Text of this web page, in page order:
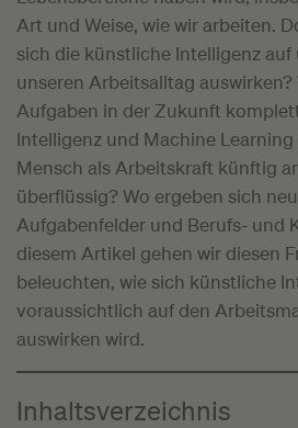
Art und Weise, wie wir arbeiten.
sich die künstliche Intelligenz auf
unseren Arbeitsalltag
Aufgaben in der Zukunft
Intelligenz und Machine
Mensch als Arbeitskraft künftig
überflüssig? Wo ergeben sich
Aufgabenfelder und Berufs- und
diesem Artikel gehen wir diesen
beleuchten, wie sich künstliche
voraussichtlich auf den
auswirken wird.
Inhaltsverzeichnis